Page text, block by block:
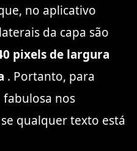
no aplicativo
da capa são
pixels de largura
. Portanto, para
nos
qualquer texto está